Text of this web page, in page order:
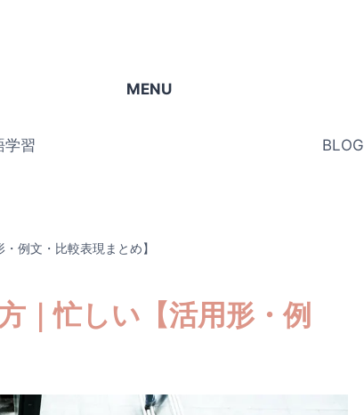
MENU
学習 BLOG
例文・比較表現まとめ】
｜忙しい【活用形・例